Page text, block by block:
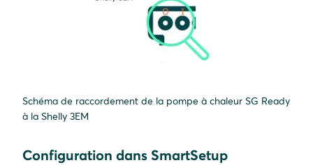
Schéma de raccordement de la pompe à chaleur SG Ready
à la Shelly 3EM
Configuration dans SmartSetup